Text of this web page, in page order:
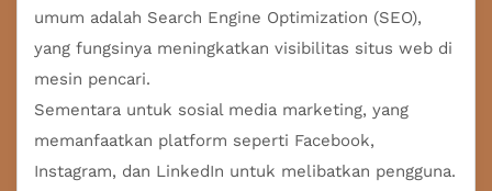
umum adalah Search Engine Optimization (SEO),
yang fungsinya meningkatkan visibilitas situs web di
mesin pencari.
Sementara untuk sosial media marketing, yang
memanfaatkan platform seperti Facebook,
Instagram, dan LinkedIn untuk melibatkan pengguna.